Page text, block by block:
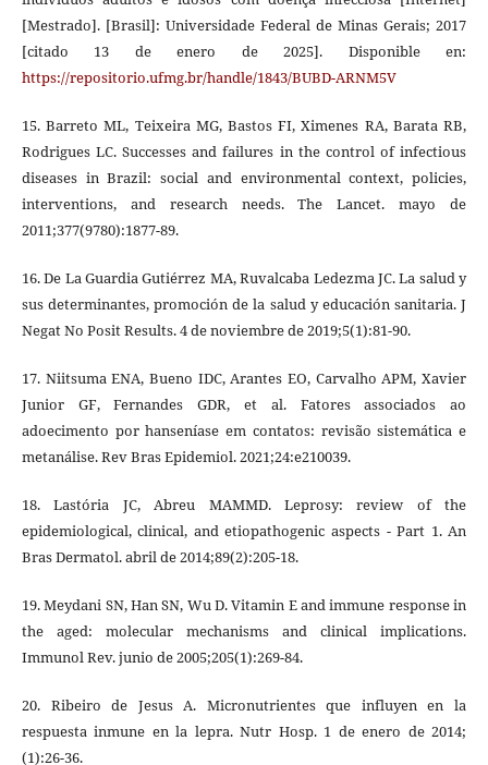
[Mestrado]. [Brasil]: Universidade Federal de Minas Gerais; 2017
[citado 13 de enero de 2025]. Disponible en:
https://repositorio.ufmg.br/handle/1843/BUBD-ARNM5V
15. Barreto ML, Teixeira MG, Bastos FI, Ximenes RA, Barata RB,
Rodrigues LC. Successes and failures in the control of infectious
diseases in Brazil: social and environmental context, policies,
interventions, and research needs. The Lancet. mayo de
2011;377(9780):1877-89.
16. De La Guardia Gutiérrez MA, Ruvalcaba Ledezma JC. La salud y
sus determinantes, promoción de la salud y educación sanitaria. J
Negat No Posit Results. 4 de noviembre de 2019;5(1):81-90.
17. Niitsuma ENA, Bueno IDC, Arantes EO, Carvalho APM, Xavier
Junior GF, Fernandes GDR, et al. Fatores associados ao
adoecimento por hanseníase em contatos: revisão sistemática e
metanálise. Rev Bras Epidemiol. 2021;24:e210039.
18. Lastória JC, Abreu MAMMD. Leprosy: review of the
epidemiological, clinical, and etiopathogenic aspects - Part 1. An
Bras Dermatol. abril de 2014;89(2):205-18.
19. Meydani SN, Han SN, Wu D. Vitamin E and immune response in
the aged: molecular mechanisms and clinical implications.
Immunol Rev. junio de 2005;205(1):269-84.
20. Ribeiro de Jesus A. Micronutrientes que influyen en la
respuesta inmune en la lepra. Nutr Hosp. 1 de enero de 2014;
(1):26-36.